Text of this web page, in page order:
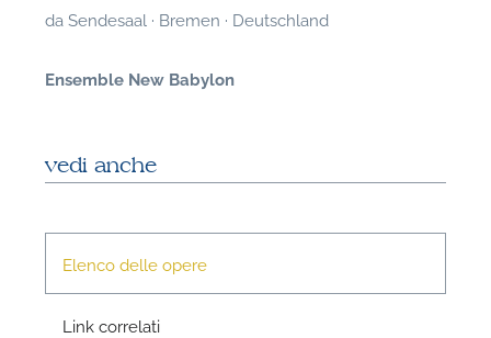
daSendesaal · Bremen · Deutschland
Ensemble New Babylon
vedi anche
Elenco delle opere
Link correlati